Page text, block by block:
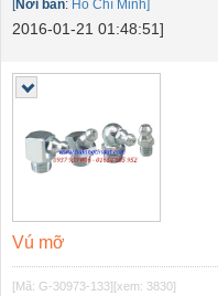
[Nơi bán: Hồ Chí Minh]
2016-01-21 01:48:51]
Vú mỡ
[Mã: G-30973-133][xem: 3830]